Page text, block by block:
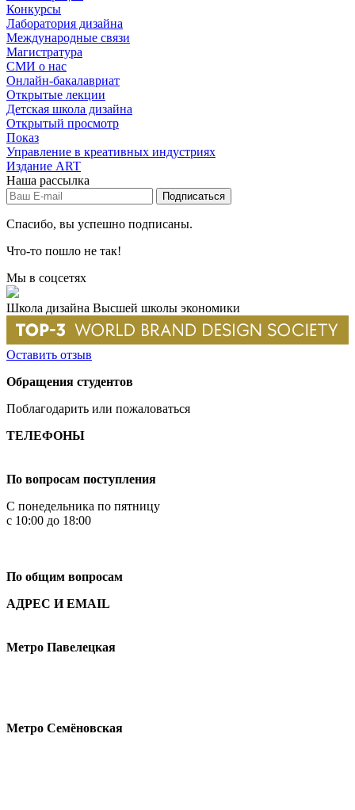
Конкурсы
Лаборатория дизайна
Международные связи
Магистратура
СМИ о нас
Онлайн-бакалавриат
Открытые лекции
Детская школа дизайна
Открытый просмотр
Показ
Управление в креативных индустриях
Издание ART
Наша рассылка
Спасибо, вы успешно подписаны.
Что-то пошло не так!
Мы в соцсетях
Школа дизайна Высшей школы экономики
Оставить отзыв
Обращения студентов
Поблагодарить или пожаловаться
ТЕЛЕФОНЫ
По вопросам поступления
С понедельника по пятницу
с 10:00 до 18:00
По общим вопросам
АДРЕС И EMAIL
Метро Павелецкая
Метро Семёновская